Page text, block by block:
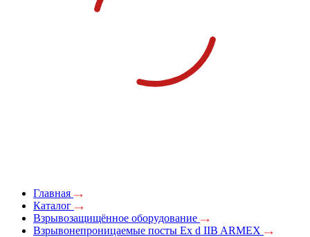
Главная
Каталог
Взрывозащищённое оборудование
Взрывонепроницаемые посты Ex d IIB ARMEX